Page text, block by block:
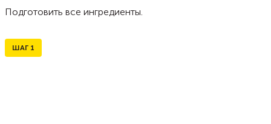
Подготовить все ингредиенты.
ШАГ 1